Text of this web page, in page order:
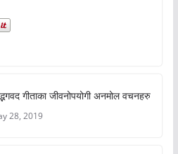
गीताका जीवनोपयोगी अनमोल वचनहरु
28, 2019